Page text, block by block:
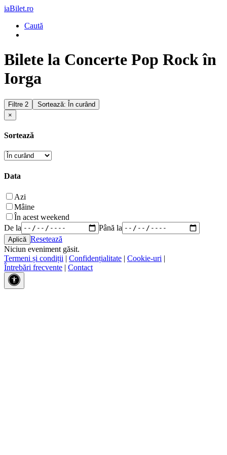
iaBilet.ro
Caută
Bilete la Concerte Pop Rock în
Iorga
Filtre 2
Sortează: În curând
×
Sortează
Data
Azi
Mâine
În acest weekend
De la
Până la
Resetează
Niciun eveniment găsit.
Termeni și condiții | Confidențialitate | Cookie-uri |
Întrebări frecvente | Contact